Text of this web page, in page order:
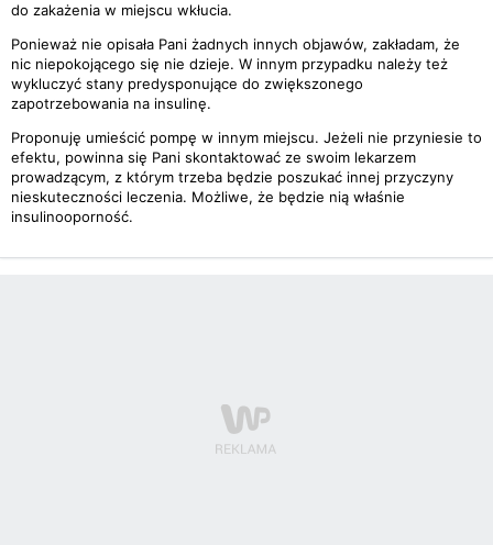
do zakażenia w miejscu wkłucia.
Ponieważ nie opisała Pani żadnych innych objawów, zakładam, że
nic niepokojącego się nie dzieje. W innym przypadku należy też
wykluczyć stany predysponujące do zwiększonego
zapotrzebowania na insulinę.
Proponuję umieścić pompę w innym miejscu. Jeżeli nie przyniesie to
efektu, powinna się Pani skontaktować ze swoim lekarzem
prowadzącym, z którym trzeba będzie poszukać innej przyczyny
nieskuteczności leczenia. Możliwe, że będzie nią właśnie
insulinooporność.